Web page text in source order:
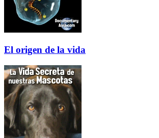
El origen de la vida